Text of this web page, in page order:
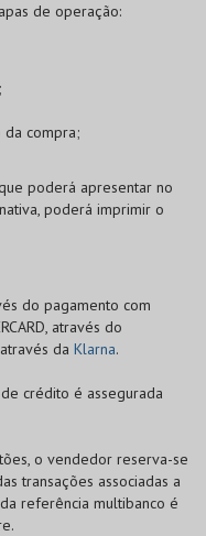
de operação:
da compra;
poderá apresentar no
poderá imprimir o
do pagamento com
, através do
da Klarna.
crédito é assegurada
o vendedor reserva-se
transações associadas a
referência multibanco é